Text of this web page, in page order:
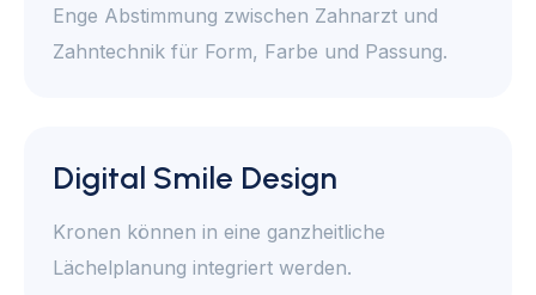
Enge Abstimmung zwischen Zahnarzt und
Zahntechnik für Form, Farbe und Passung.
Digital Smile Design
Kronen können in eine ganzheitliche
Lächelplanung integriert werden.